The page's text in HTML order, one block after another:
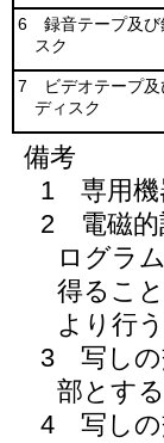
6 録音テープ及び
スク
7 ビデオテープ及
ディスク
備考
1 専用機
2 電磁的
ログラ
得るこ
より行
3 写しの
部とす
4 写しの